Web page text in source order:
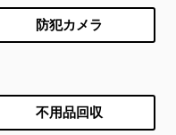
防犯カメラ
不用品回収